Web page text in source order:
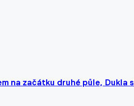
na začátku druhé půle, Dukla